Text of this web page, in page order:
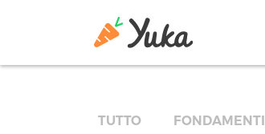
TUTTO FONDAMENTI